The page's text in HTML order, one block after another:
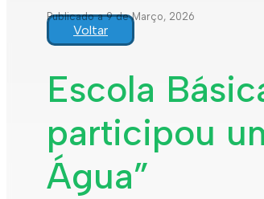
Publicado a 9 de Março, 2026
Voltar
Escola
participou
Água”